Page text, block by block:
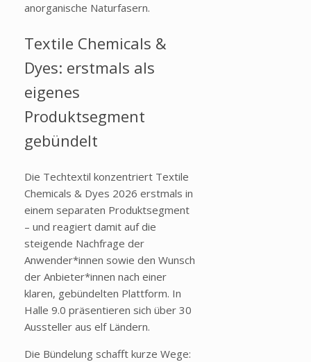
anorganische Naturfasern.
Textile Chemicals &
Dyes: erstmals als
eigenes
Produktsegment
gebündelt
Die Techtextil konzentriert Textile
Chemicals & Dyes 2026 erstmals in
einem separaten Produktsegment
– und reagiert damit auf die
steigende Nachfrage der
Anwender*innen sowie den Wunsch
der Anbieter*innen nach einer
klaren, gebündelten Plattform. In
Halle 9.0 präsentieren sich über 30
Aussteller aus elf Ländern.
Die Bündelung schafft kurze Wege: